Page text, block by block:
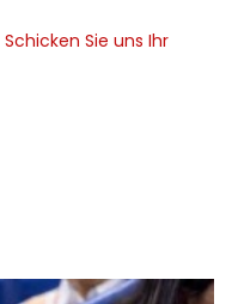
Schicken Sie uns Ihr